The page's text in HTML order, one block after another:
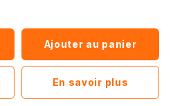
Ajouter au panier
En savoir plus